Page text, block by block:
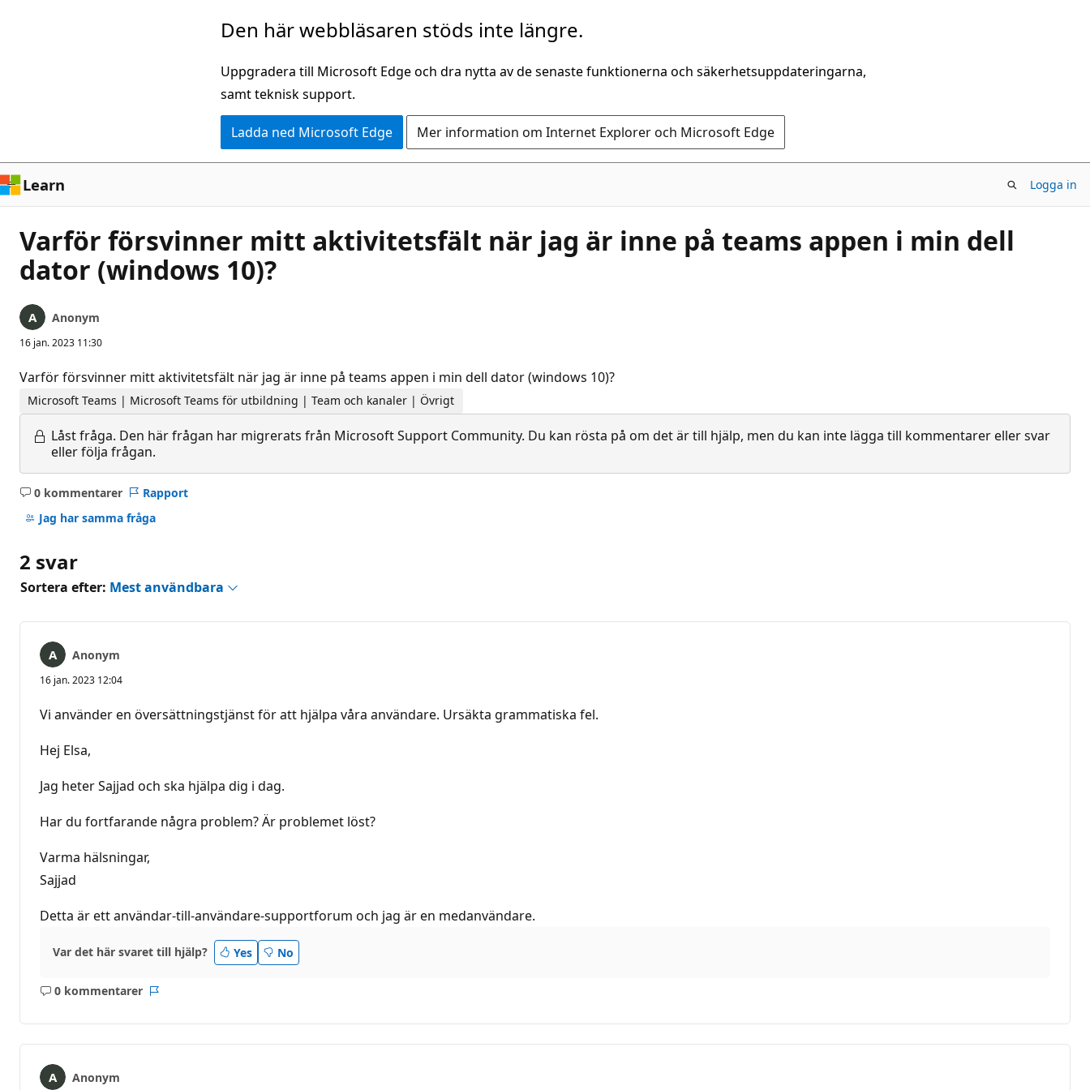
Den här webbläsaren stöds inte längre.
Uppgradera till Microsoft Edge och dra nytta av de senaste funktionerna och säkerhetsuppdateringarna,
samt teknisk support.
Ladda ned Microsoft Edge Mer information om Internet Explorer och Microsoft Edge
Learn Logga in
Varför försvinner mitt aktivitetsfält när jag är inne på teams appen i min dell
dator (windows 10)?
Anonym
16 jan. 2023 11:30
Varför försvinner mitt aktivitetsfält när jag är inne på teams appen i min dell dator (windows 10)?
Microsoft Teams | Microsoft Teams för utbildning | Team och kanaler | Övrigt
Låst fråga. Den här frågan har migrerats från Microsoft Support Community. Du kan rösta på om det är till hjälp, men du kan inte lägga till kommentarer eller svar
eller följa frågan.
0 kommentarer
Inga
kommentarer
Rapport
Jag har samma fråga
2 svar
Sortera efter: Mest användbara
Anonym
16 jan. 2023 12:04
Vi använder en översättningstjänst för att hjälpa våra användare. Ursäkta grammatiska fel.
Hej Elsa,
Jag heter Sajjad och ska hjälpa dig i dag.
Har du fortfarande några problem? Är problemet löst?
Varma hälsningar,
Sajjad
Detta är ett användar-till-användare-supportforum och jag är en medanvändare.
Var det här svaret till hjälp? Yes No
0 kommentarer
Inga
Anonym